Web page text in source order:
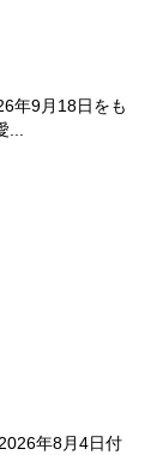
年9月18日をも
年8月4日付